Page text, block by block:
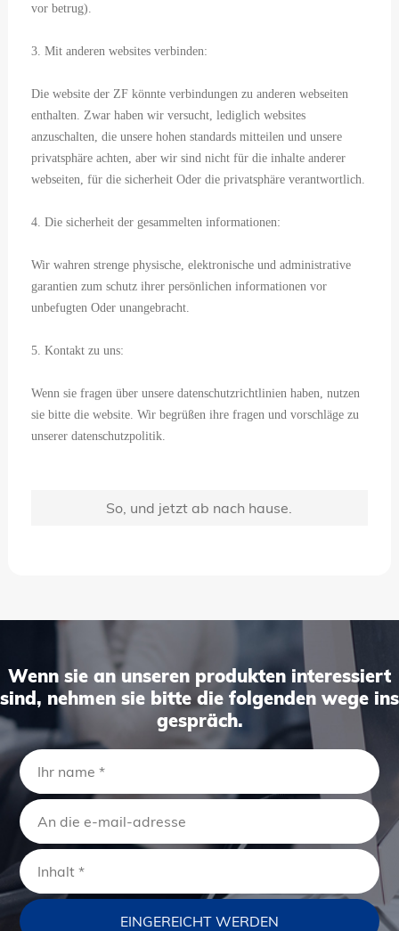
vor betrug).
3. Mit anderen websites verbinden:
Die website der ZF könnte verbindungen zu anderen webseiten
enthalten. Zwar haben wir versucht, lediglich websites
anzuschalten, die unsere hohen standards mitteilen und unsere
privatsphäre achten, aber wir sind nicht für die inhalte anderer
webseiten, für die sicherheit Oder die privatsphäre verantwortlich.
4. Die sicherheit der gesammelten informationen:
Wir wahren strenge physische, elektronische und administrative
garantien zum schutz ihrer persönlichen informationen vor
unbefugten Oder unangebracht.
5. Kontakt zu uns:
Wenn sie fragen über unsere datenschutzrichtlinien haben, nutzen
sie bitte die website. Wir begrüßen ihre fragen und vorschläge zu
unserer datenschutzpolitik.
So, und jetzt ab nach hause.
Wenn sie an unseren produkten interessiert
sind, nehmen sie bitte die folgenden wege ins
gespräch.